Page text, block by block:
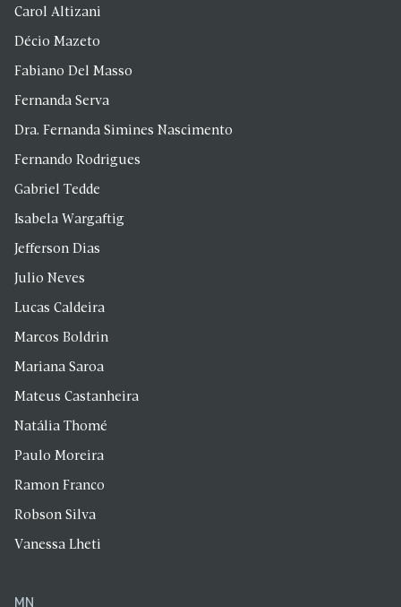
Carol Altizani
Décio Mazeto
Fabiano Del Masso
Fernanda Serva
Dra. Fernanda Simines Nascimento
Fernando Rodrigues
Gabriel Tedde
Isabela Wargaftig
Jefferson Dias
Julio Neves
Lucas Caldeira
Marcos Boldrin
Mariana Saroa
Mateus Castanheira
Natália Thomé
Paulo Moreira
Ramon Franco
Robson Silva
Vanessa Lheti
MN